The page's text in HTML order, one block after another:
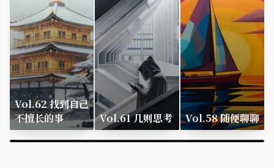
Vol.62 找到自己
不擅长的事
Vol.61 几则思考 Vol.58 随便聊聊